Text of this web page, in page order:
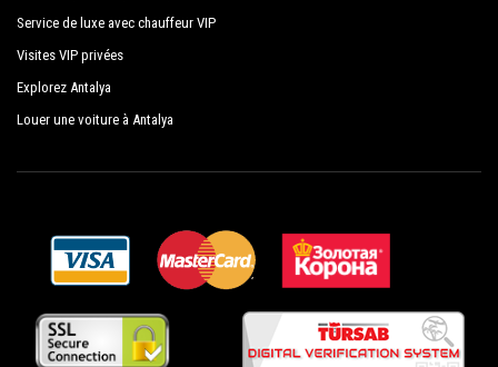
Service de luxe avec chauffeur VIP
Visites VIP privées
Explorez Antalya
Louer une voiture à Antalya